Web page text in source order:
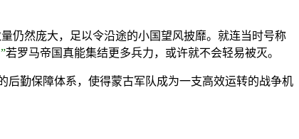
仍然庞大，足以令沿途的小国望风披靡。就连当时号称
若罗马帝国真能集结更多兵力，或许就不会轻易被灭。
勤保障体系，使得蒙古军队成为一支高效运转的战争机